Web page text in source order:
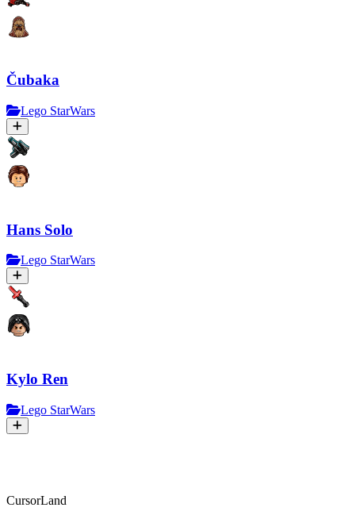
Čubaka
Lego StarWars
Hans Solo
Lego StarWars
Kylo Ren
Lego StarWars
CursorLand